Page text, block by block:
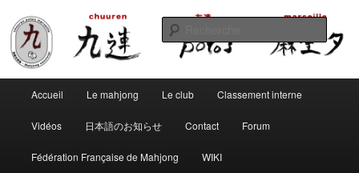
contenu
principalChuuren potos Marseille – Mahjong
convivial
principal
Accueil Le mahjong Le club Classement interne
Vidéos 日本語のお知らせ Contact Forum
Fédération Française de Mahjong WIKI